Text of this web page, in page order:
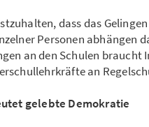
dass das
Personen abhängen
an den Schulen
an
gelebte Demokratie